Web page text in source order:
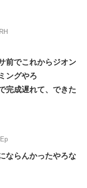
前でこれからジオン
ングやろ
完成遅れて、できた
ならんかったやろな